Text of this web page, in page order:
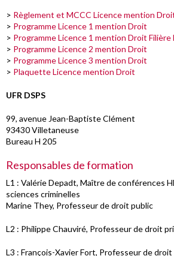
> Règlement et MCCC Licence mention
> Programme Licence 1 mention Droit
> Programme Licence 1 mention Droit Filière
> Programme Licence 2 mention Droit
> Programme Licence 3 mention Droit
> Plaquette Licence mention Droit
UFR DSPS
99, avenue Jean-Baptiste Clément
93430 Villetaneuse
Bureau H 205
Responsables de formation
L1 : Valérie Depadt, Maître de conférences
sciences criminelles
Marine They, Professeur de droit public
L2 : Philippe Chauviré, Professeur de droit
L3 : François-Xavier Fort, Professeur de